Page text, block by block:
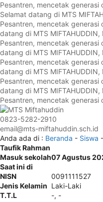
Pesantren, mencetak generasi
Selamat datang di MTS
Pesantren, mencetak generasi
datang di MTS
Pesantren, mencetak generasi
datang di MTS
Pesantren, mencetak generasi
datang di MTS
Pesantren, mencetak generasi
datang di MTS
Pesantren, mencetak generasi
0823-5282-2910
email@mts-miftahuddin.sch.id
Anda ada di : Beranda - Siswa -
Taufik Rahman
Masuk sekolah07 Agustus
Saat ini di
NISN
0091111527
Jenis Kelamin Laki-Laki
T.T.L
-, -